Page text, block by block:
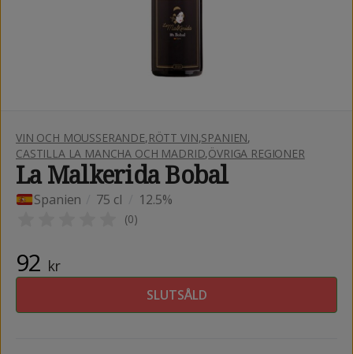
VIN OCH MOUSSERANDE,RÖTT VIN,SPANIEN,
CASTILLA LA MANCHA OCH MADRID,ÖVRIGA REGIONER
La Malkerida Bobal
Spanien 75 cl 12.5%
(0)
92 kr
SLUTSÅLD